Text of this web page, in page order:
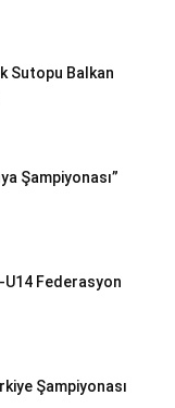
Sutopu Balkan
Şampiyonası”
U14 Federasyon
Şampiyonası